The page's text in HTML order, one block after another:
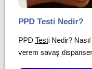
PPD Testi Nedir?
PPD Testi Nedir? Nasıl
verem savaş